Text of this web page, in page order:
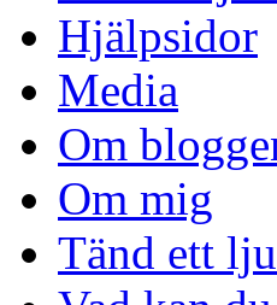
Hjälpsidor
Media
Om
Om mig
Tänd ett